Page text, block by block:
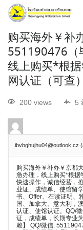
购买海外￥补
551190476（
线上购买*根
网认证（可查
200 views 5
ibvbghujhu04@outlook.cz
购买海外￥补办￥京都
急办理，线上购买*根据
快速操作，诚信经营，
业证、成绩单、使馆留
书、Offer、在读证明、
国、加拿大、意大利，
认证、使馆认证。QQ/
证，成绩单，长期专业
赖】 QQ/微信: